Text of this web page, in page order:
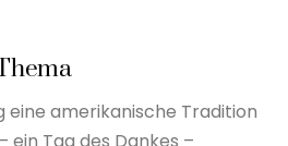
eine amerikanische Tradition
ein Tag des Dankes –